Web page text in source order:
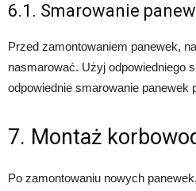
6.1. Smarowanie
Przed zamontowaniem panewek,
nasmarować. Użyj odpowiedniego
odpowiednie smarowanie panewek
7. Montaż
Po zamontowaniu nowych